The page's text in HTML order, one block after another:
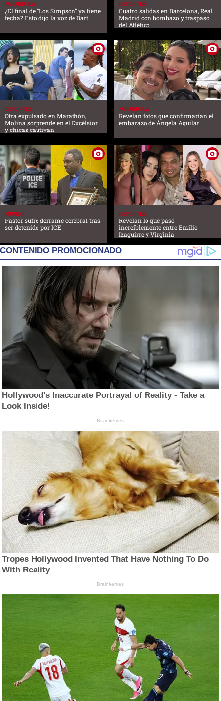
FARANDULA
¿El final de “Los Simpson” ya tiene
fecha? Esto dijo la voz de Bart
DEPORTES
Cuatro salidas en Barcelona, Real
Madrid con bombazo y traspaso
del Atlético
DEPORTES
Otra expulsado en Marathón,
Molina sorprende en el Excélsior
y chicas cautivan
FARANDULA
Revelan fotos que confirmarían el
embarazo de Ángela Aguilar
MUNDO
Pastor sufre derrame cerebral tras
ser detenido por ICE
DEPORTES
Revelan lo qué pasó
increíblemente entre Emilio
Izaguirre y Virginia
CONTENIDO PROMOCIONADO
Hollywood's Inaccurate Portrayal of Reality - Take a
Look Inside!
Brainberries
Tropes Hollywood Invented That Have Nothing To Do
With Reality
Brainberries